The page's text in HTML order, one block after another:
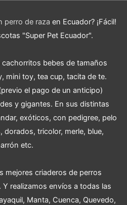
perro de raza en Ecuador? ¡Fácil!
"Super Pet Ecuador".
bebes de tamaños
mini toy, tea cup, tacita de te.
el pago de un anticipo)
y gigantes. En sus distintas
exóticos, con pedigree, pelo
dorados, tricolor, merle, blue,
etc.
mejores criaderos de perros
realizamos envíos a todas las
Manta, Cuenca, Quevedo,